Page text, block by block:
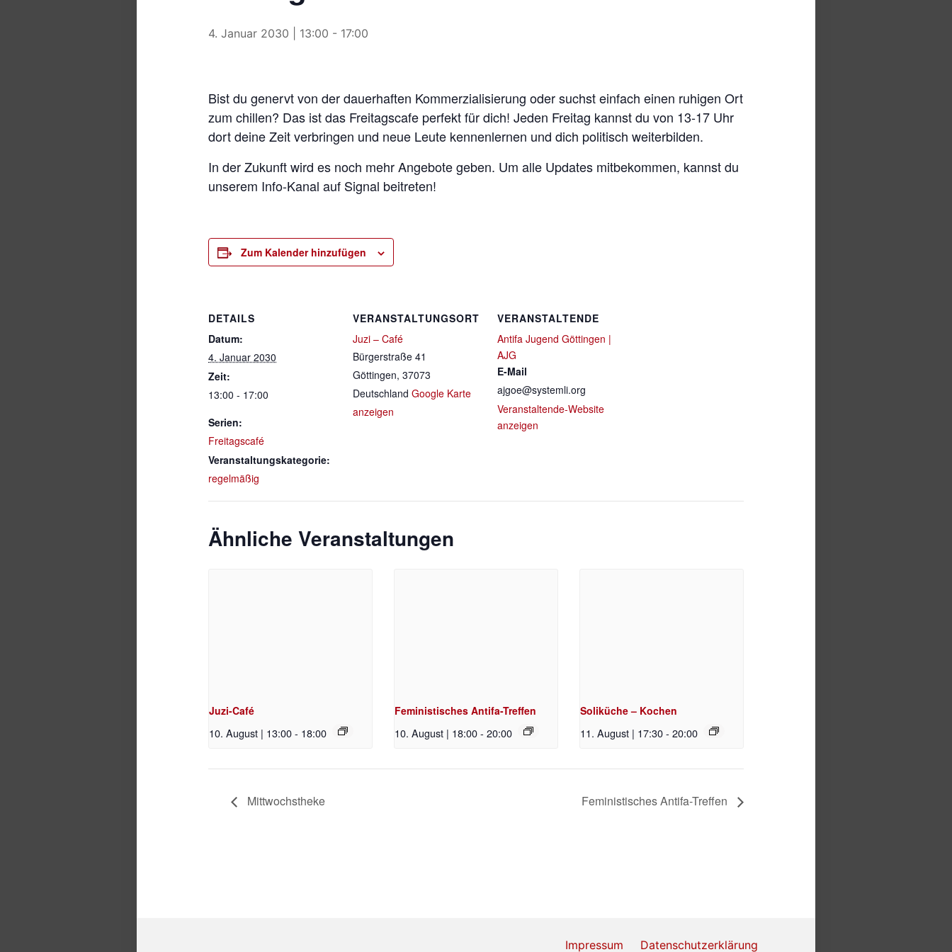
4. Januar 2030 | 13:00 - 17:00
Bist du genervt von der dauerhaften Kommerzialisierung oder suchst einfach einen ruhigen Ort
zum chillen? Das ist das Freitagscafe perfekt für dich! Jeden Freitag kannst du von 13-17 Uhr
dort deine Zeit verbringen und neue Leute kennenlernen und dich politisch weiterbilden.
In der Zukunft wird es noch mehr Angebote geben. Um alle Updates mitbekommen, kannst du
unserem Info-Kanal auf Signal beitreten!
Zum Kalender hinzufügen
DETAILS
Datum:
4. Januar 2030
Zeit:
13:00 - 17:00
Serien:
Freitagscafé
Veranstaltungskategorie:
regelmäßig
VERANSTALTUNGSORT
Juzi – Café
Bürgerstraße 41
Göttingen, 37073
Deutschland Google Karte
anzeigen
VERANSTALTENDE
Antifa Jugend Göttingen |
AJG
E-Mail
ajgoe@systemli.org
Veranstaltende-Website
anzeigen
Ähnliche Veranstaltungen
Juzi-Café
10. August | 13:00- 18:00
Feministisches Antifa-Treffen
10. August | 18:00- 20:00
Soliküche – Kochen
11. August | 17:30- 20:00
Mittwochstheke Feministisches Antifa-Treffen
Impressum Datenschutzerklärung